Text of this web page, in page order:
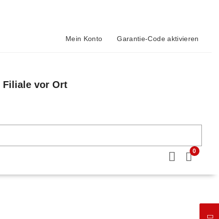
Mein Konto Garantie-Code aktivieren
Filiale vor Ort
0